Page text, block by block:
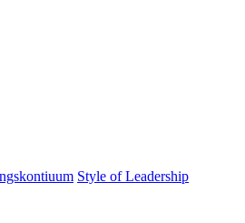
Style of Leadership